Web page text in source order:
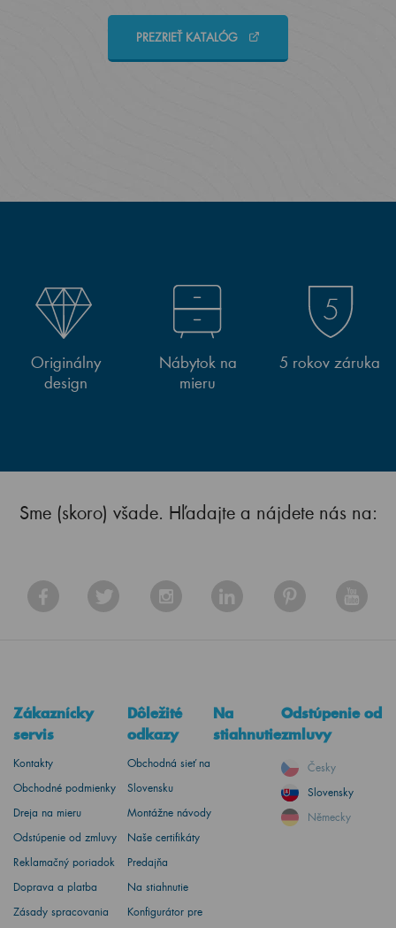
PREZRIEŤ KATALÓG
Originálny
design
Nábytok na
mieru
5 rokov záruka
Sme (skoro) všade. Hľadajte a nájdete nás na:
Zákaznícky
servis
Kontakty
Obchodné podmienky
Dreja na mieru
Odstúpenie od zmluvy
Reklamačný poriadok
Doprava a platba
Zásady spracovania
Dôležité
odkazy
Obchodná sieť na
Slovensku
Montážne návody
Naše certifikáty
Predajňa
Na stiahnutie
Konfigurátor pre
Na
stiahnutie
Odstúpenie od
zmluvy
Česky
Slovensky
Německy